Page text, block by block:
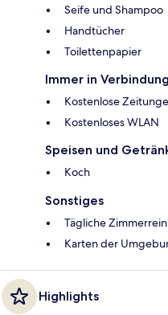
Seife und Shampoo
Handtücher
Toilettenpapier
Immer in
Kostenlose
Kostenloses WLAN
Speisen und
Koch
Sonstiges
Tägliche
Karten der
Highlights